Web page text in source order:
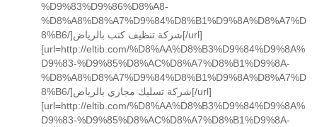
%D9%83%D9%86%D8%A8-
%D8%A8%D8%A7%D9%84%D8%B1%D9%8A%D8%A7%D
8%B6/]شركة تنظيف كنب بالرياض[/url]
[url=http://eltib.com/%D8%AA%D8%B3%D9%84%D9%8A%
D9%83-%D9%85%D8%AC%D8%A7%D8%B1%D9%8A-
%D8%A8%D8%A7%D9%84%D8%B1%D9%8A%D8%A7%D
8%B6/]شركة تسليك مجاري بالرياض[/url]
[url=http://eltib.com/%D8%AA%D8%B3%D9%84%D9%8A%
D9%83-%D9%85%D8%AC%D8%A7%D8%B1%D9%8A-